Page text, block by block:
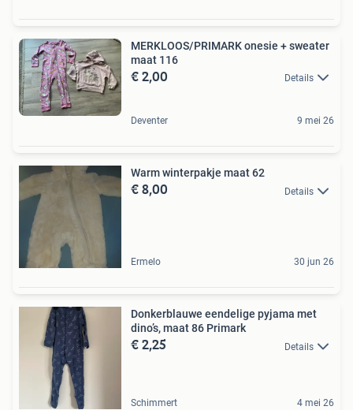
MERKLOOS/PRIMARK onesie + sweater
maat 116
€ 2,00 Details
Deventer 9 mei 26
Warm winterpakje maat 62
€ 8,00 Details
Ermelo 30 jun 26
Donkerblauwe eendelige pyjama met
dino’s, maat 86 Primark
€ 2,25 Details
Schimmert 4 mei 26